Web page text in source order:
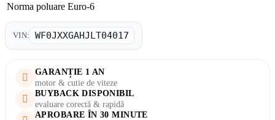
Norma poluare Euro-6
VIN: WF0JXXGAHJLT04017
GARANȚIE 1 AN
motor & cutie de viteze
BUYBACK DISPONIBIL
evaluare corectă & rapidă
APROBARE ÎN 30 MINUTE